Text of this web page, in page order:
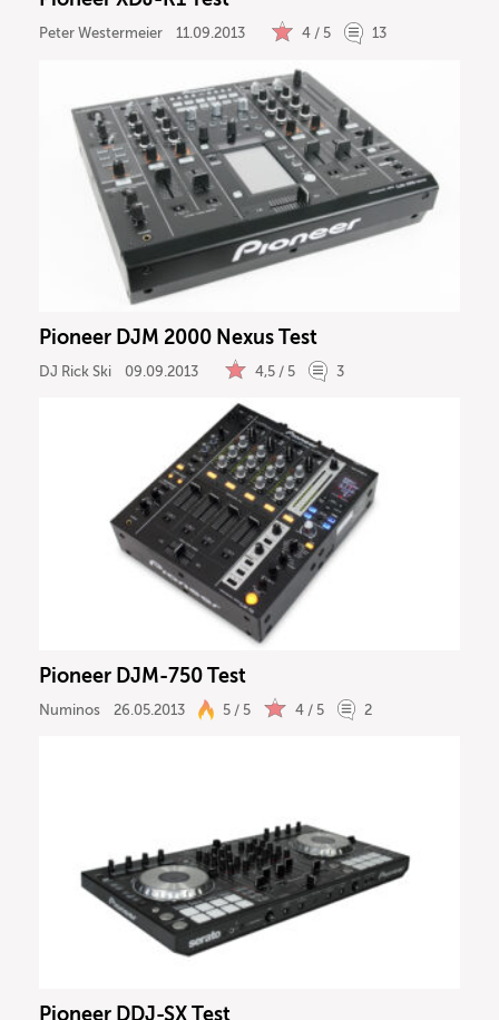
Peter Westermeier 11.09.2013 4 / 5 13
Pioneer DJM 2000 Nexus Test
DJ Rick Ski 09.09.2013 4,5 / 5 3
Pioneer DJM-750 Test
Numinos 26.05.2013 5 / 5 4 / 5 2
Pioneer DDJ-SX Test